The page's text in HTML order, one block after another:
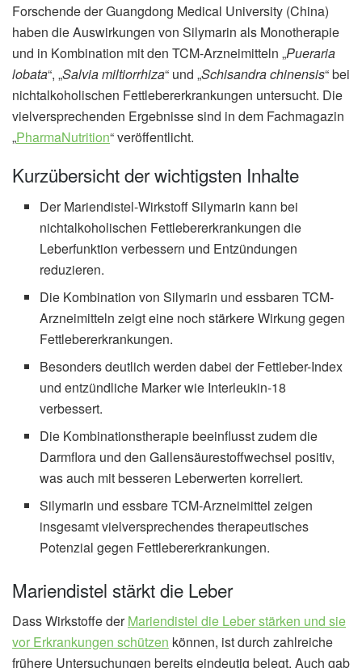
Forschende der Guangdong Medical University (China)
haben die Auswirkungen von Silymarin als Monotherapie
und in Kombination mit den TCM-Arzneimitteln „Pueraria
lobata“, „Salvia miltiorrhiza“ und „Schisandra chinensis“ bei
nichtalkoholischen Fettlebererkrankungen untersucht. Die
vielversprechenden Ergebnisse sind in dem Fachmagazin
„PharmaNutrition“ veröffentlicht.
Kurzübersicht der wichtigsten Inhalte
Der Mariendistel-Wirkstoff Silymarin kann bei
nichtalkoholischen Fettlebererkrankungen die
Leberfunktion verbessern und Entzündungen
reduzieren.
Die Kombination von Silymarin und essbaren TCM-
Arzneimitteln zeigt eine noch stärkere Wirkung gegen
Fettlebererkrankungen.
Besonders deutlich werden dabei der Fettleber-Index
und entzündliche Marker wie Interleukin-18
verbessert.
Die Kombinationstherapie beeinflusst zudem die
Darmflora und den Gallensäurestoffwechsel positiv,
was auch mit besseren Leberwerten korreliert.
Silymarin und essbare TCM-Arzneimittel zeigen
insgesamt vielversprechendes therapeutisches
Potenzial gegen Fettlebererkrankungen.
Mariendistel stärkt die Leber
Dass Wirkstoffe derMariendistel die Leber stärken und sie
vor Erkrankungen schützen können, ist durch zahlreiche
frühere Untersuchungen bereits eindeutig belegt. Auch gab